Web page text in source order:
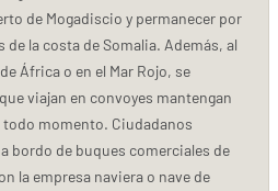
de Mogadiscio y permanecer por
la costa de Somalia. Además, al
África o en el Mar Rojo, se
viajan en convoyes mantengan
momento. Ciudadanos
bordo de buques comerciales de
la empresa naviera o nave de